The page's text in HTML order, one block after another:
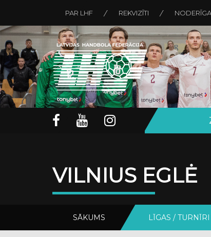
PAR LHF REKVIZĪTI
VILNIUS EGLĖ
SĀKUMS LĪGAS / TURNĪRI